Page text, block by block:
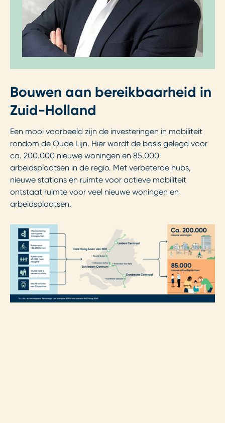
Bouwen aan bereikbaarheid in
Zuid-Holland
Een mooi voorbeeld zijn de investeringen in mobiliteit
rondom de Oude Lijn. Hier wordt de basis gelegd voor
ca. 200.000 nieuwe woningen en 85.000
arbeidsplaatsen in de regio. Met verbeterde hubs,
nieuwe stations en ruimte voor actieve mobiliteit
ontstaat ruimte voor veel nieuwe woningen en
arbeidsplaatsen.